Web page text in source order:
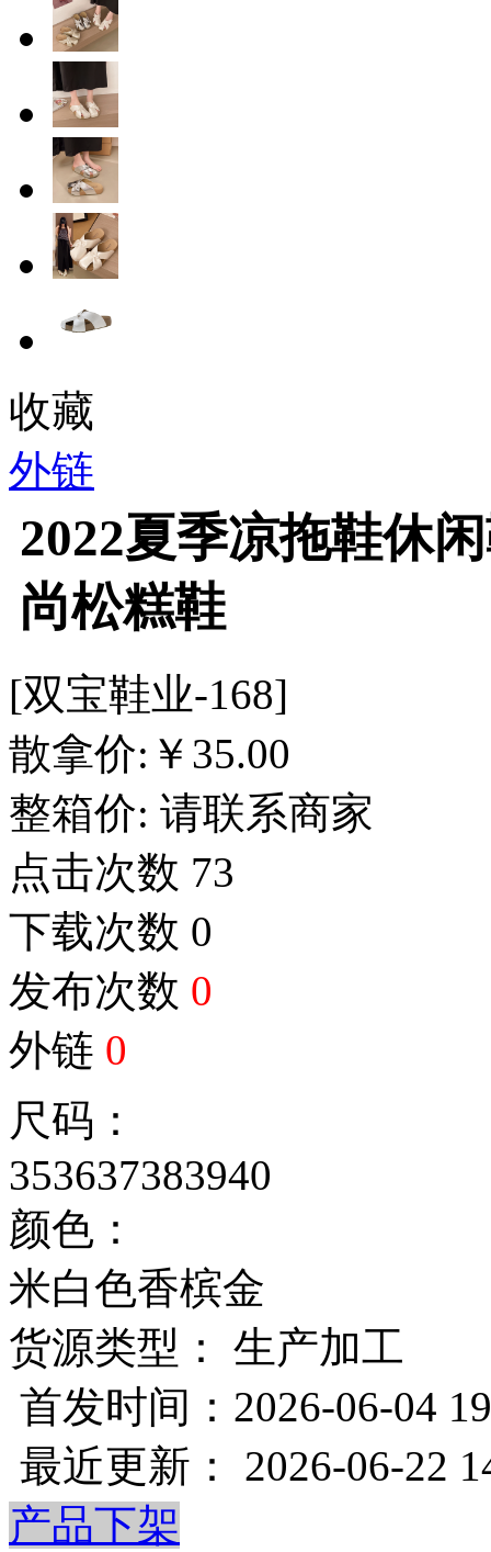
收藏
外链
2022夏季凉拖鞋休
尚松糕鞋
[双宝鞋业-168]
散拿价: ￥ 35.00
整箱价: 请联系商家
点击次数 73
下载次数 0
发布次数 0
外链 0
尺码：
353637383940
颜色：
米白色香槟金
货源类型： 生产加工
首发时间：2026-06-04
最近更新： 2026-06-22
产品下架